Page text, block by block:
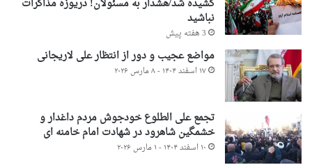
کشیده شد/هشدار به مسئولان! دریوزه مذاکرات
نباشید
3 هفته پیش
مواضع عجیب و دور از انتظار علی لاریجانی
۱۷ اسفند ۱۴۰۴ - ۸ مارس ۲۰۲۶
تجمع علی الطلوع خودجوش مردم داغدار و
خشمگین شاهرود در شهادت امام خامنه ای
۱۰ اسفند ۱۴۰۴ - ۱ مارس ۲۰۲۶